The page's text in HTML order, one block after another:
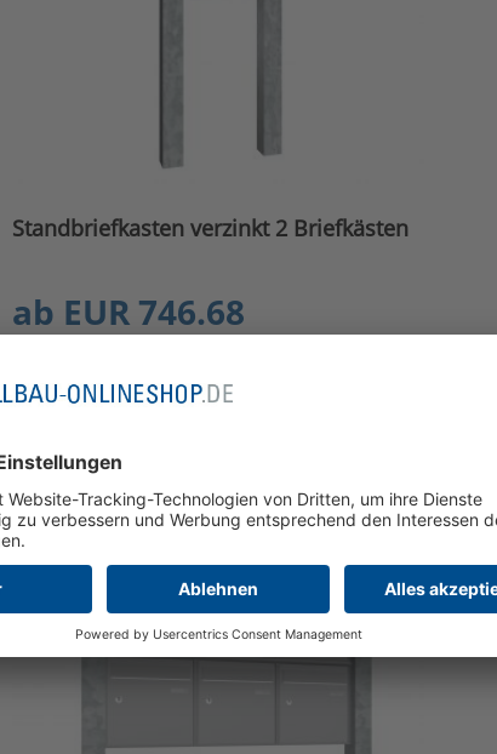
Standbriefkasten verzinkt 2 Briefkästen
ab EUR 746.68
JETZT KONFIGURIEREN
NUR AUF ANFRAGE
FARBE WÄHLBAR